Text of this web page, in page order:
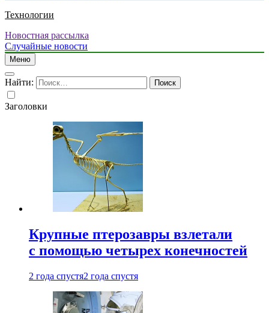
Технологии
Новостная рассылка
Случайные новости
Меню
Найти:
Заголовки
Крупные птерозавры взлетали
с помощью четырех конечностей
2 года спустя2 года спустя